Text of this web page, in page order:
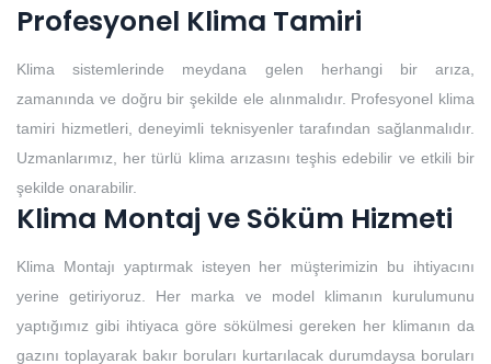
Profesyonel Klima Tamiri
Klima sistemlerinde meydana gelen herhangi bir arıza,
zamanında ve doğru bir şekilde ele alınmalıdır. Profesyonel klima
tamiri hizmetleri, deneyimli teknisyenler tarafından sağlanmalıdır.
Uzmanlarımız, her türlü klima arızasını teşhis edebilir ve etkili bir
şekilde onarabilir.
Klima Montaj ve Söküm Hizmeti
Klima Montajı yaptırmak isteyen her müşterimizin bu ihtiyacını
yerine getiriyoruz. Her marka ve model klimanın kurulumunu
yaptığımız gibi ihtiyaca göre sökülmesi gereken her klimanın da
gazını toplayarak bakır boruları kurtarılacak durumdaysa boruları